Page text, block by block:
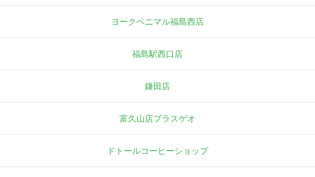
ヨークベニマル福島西店
福島駅西口店
鎌田店
富久山店プラスゲオ
ドトールコーヒーショップ